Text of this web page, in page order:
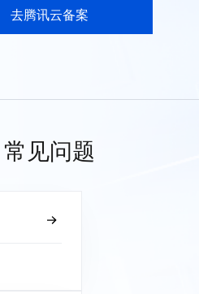
去腾讯云备案
常见问题